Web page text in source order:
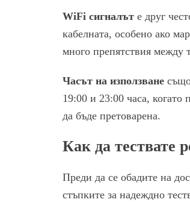
WiFi сигналът е друг
кабелната, особено ако
много препятствия между
Часът на използване
19:00 и 23:00 часа, когато
да бъде претоварена.
Как да тествате
Преди да се обадите на
стъпките за надеждно